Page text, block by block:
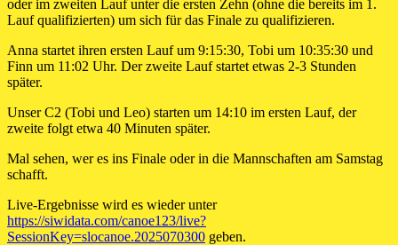
oder im zweiten Lauf unter die ersten Zehn (ohne die bereits im 1.
Lauf qualifizierten) um sich für das Finale zu qualifizieren.
Anna startet ihren ersten Lauf um 9:15:30, Tobi um 10:35:30 und
Finn um 11:02 Uhr. Der zweite Lauf startet etwas 2-3 Stunden
später.
Unser C2 (Tobi und Leo) starten um 14:10 im ersten Lauf, der
zweite folgt etwa 40 Minuten später.
Mal sehen, wer es ins Finale oder in die Mannschaften am Samstag
schafft.
Live-Ergebnisse wird es wieder unter
https://siwidata.com/canoe123/live?
SessionKey=slocanoe.2025070300 geben.